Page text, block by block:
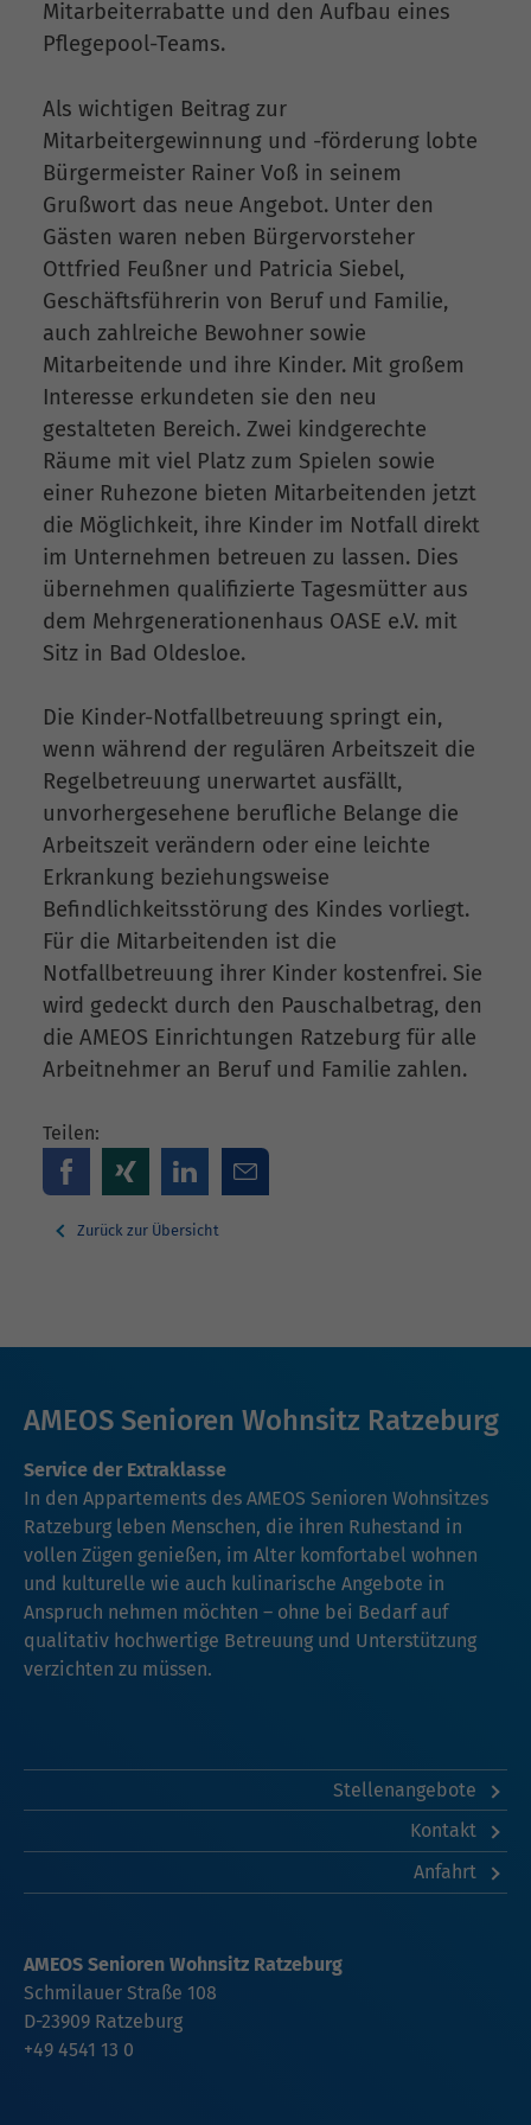
Mitarbeiterrabatte und den Aufbau eines
Pflegepool-Teams.
Als wichtigen Beitrag zur
Mitarbeitergewinnung und -förderung lobte
Bürgermeister Rainer Voß in seinem
Grußwort das neue Angebot. Unter den
Gästen waren neben Bürgervorsteher
Ottfried Feußner und Patricia Siebel,
Geschäftsführerin von Beruf und Familie,
auch zahlreiche Bewohner sowie
Mitarbeitende und ihre Kinder. Mit großem
Interesse erkundeten sie den neu
gestalteten Bereich. Zwei kindgerechte
Räume mit viel Platz zum Spielen sowie
einer Ruhezone bieten Mitarbeitenden jetzt
die Möglichkeit, ihre Kinder im Notfall direkt
im Unternehmen betreuen zu lassen. Dies
übernehmen qualifizierte Tagesmütter aus
dem Mehrgenerationenhaus OASE e.V. mit
Sitz in Bad Oldesloe.
Die Kinder-Notfallbetreuung springt ein,
wenn während der regulären Arbeitszeit die
Regelbetreuung unerwartet ausfällt,
unvorhergesehene berufliche Belange die
Arbeitszeit verändern oder eine leichte
Erkrankung beziehungsweise
Befindlichkeitsstörung des Kindes vorliegt.
Für die Mitarbeitenden ist die
Notfallbetreuung ihrer Kinder kostenfrei. Sie
wird gedeckt durch den Pauschalbetrag, den
die AMEOS Einrichtungen Ratzeburg für alle
Arbeitnehmer an Beruf und Familie zahlen.
Teilen:
Zurück zur Übersicht
AMEOS Senioren Wohnsitz Ratzeburg
Service der Extraklasse
In den Appartements des AMEOS Senioren Wohnsitzes
Ratzeburg leben Menschen, die ihren Ruhestand in
vollen Zügen genießen, im Alter komfortabel wohnen
und kulturelle wie auch kulinarische Angebote in
Anspruch nehmen möchten – ohne bei Bedarf auf
qualitativ hochwertige Betreuung und Unterstützung
verzichten zu müssen.
Stellenangebote
Kontakt
Anfahrt
AMEOS Senioren Wohnsitz Ratzeburg
Schmilauer Straße 108
D-23909 Ratzeburg
+49 4541 13 0